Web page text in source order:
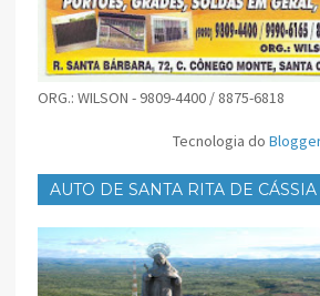
ORG.: WILSON - 9809-4400 / 8875-6818
Tecnologia do Blogger
AUTO DE SANTA RITA DE CÁSSIA